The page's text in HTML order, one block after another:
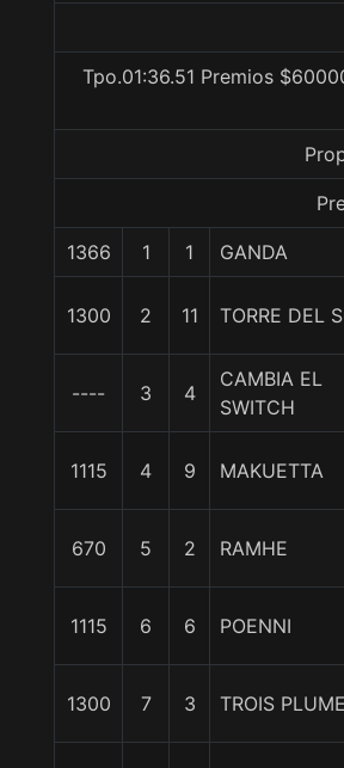
Tpo.01:36.51 Premios
1366 1 1 GANDA
1300 2 11 TORRE DEL
---- 3 4
CAMBIA EL
SWITCH
1115 4 9 MAKUETTA
670 5 2 RAMHE
1115 6 6 POENNI
1300 7 3 TROIS